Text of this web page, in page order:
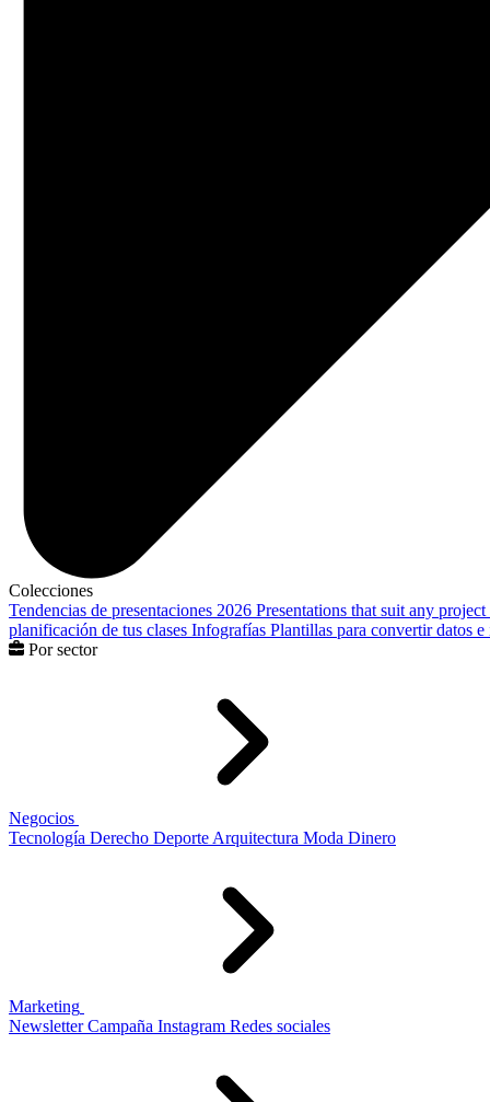
Colecciones
Tendencias de presentaciones 2026 Presentations that suit any project
planificación de tus clases Infografías Plantillas para convertir datos
Por sector
Negocios
Tecnología Derecho Deporte Arquitectura Moda Dinero
Marketing
Newsletter Campaña Instagram Redes sociales